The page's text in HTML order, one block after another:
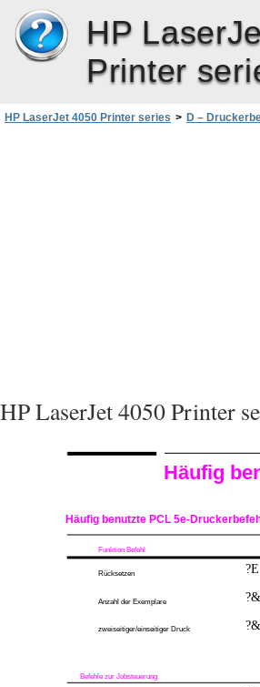
HP
Printer
HP LaserJet 4050 Printer series > D –
HP LaserJet 4050 Printer
Häufig
Häufig benutzte PCL 5e-
Funktion Befehl
Befehle zur Jobsteuerung
Rücksetzen ?E
Anzahl der Exemplare
zweiseitiger/einseitiger Druck